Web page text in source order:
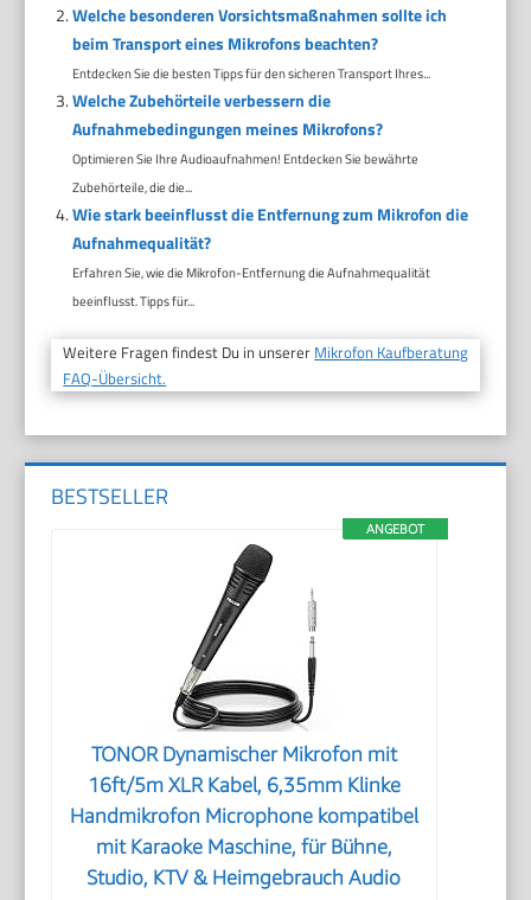
Welche besonderen Vorsichtsmaßnahmen sollte ich
beim Transport eines Mikrofons beachten?
Entdecken Sie die besten Tipps für den sicheren Transport Ihres...
Welche Zubehörteile verbessern die
Aufnahmebedingungen meines Mikrofons?
Optimieren Sie Ihre Audioaufnahmen! Entdecken Sie bewährte
Zubehörteile, die die...
Wie stark beeinflusst die Entfernung zum Mikrofon die
Aufnahmequalität?
Erfahren Sie, wie die Mikrofon-Entfernung die Aufnahmequalität
beeinflusst. Tipps für...
Weitere Fragen findest Du in unserer Mikrofon Kaufberatung
FAQ-Übersicht.
BESTSELLER
ANGEBOT
TONOR Dynamischer Mikrofon mit
16ft/5m XLR Kabel, 6,35mm Klinke
Handmikrofon Microphone kompatibel
mit Karaoke Maschine, für Bühne,
Studio, KTV & Heimgebrauch Audio